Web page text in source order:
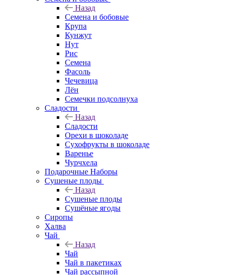
Назад
Семена и бобовые
Крупа
Кунжут
Нут
Рис
Семена
Фасоль
Чечевица
Лён
Семечки подсолнуха
Сладости
Назад
Сладости
Орехи в шоколаде
Сухофрукты в шоколаде
Варенье
Чурчхела
Подарочные Наборы
Cушеные плоды
Назад
Cушеные плоды
Сушёные ягоды
Сиропы
Халва
Чай
Назад
Чай
Чай в пакетиках
Чай рассыпной